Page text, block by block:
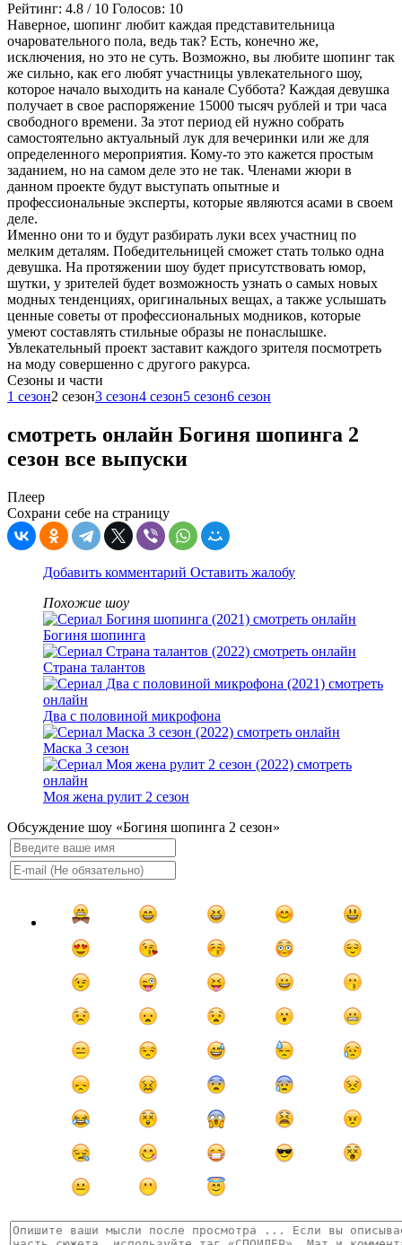
Рейтинг: 4.8 / 10 Голосов: 10
Наверное, шопинг любит каждая представительница
очаровательного пола, ведь так? Есть, конечно же,
исключения, но это не суть. Возможно, вы любите шопинг так
же сильно, как его любят участницы увлекательного шоу,
которое начало выходить на канале Суббота? Каждая девушка
получает в свое распоряжение 15000 тысяч рублей и три часа
свободного времени. За этот период ей нужно собрать
самостоятельно актуальный лук для вечеринки или же для
определенного мероприятия. Кому-то это кажется простым
заданием, но на самом деле это не так. Членами жюри в
данном проекте будут выступать опытные и
профессиональные эксперты, которые являются асами в своем
деле.
Именно они то и будут разбирать луки всех участниц по
мелким деталям. Победительницей сможет стать только одна
девушка. На протяжении шоу будет присутствовать юмор,
шутки, у зрителей будет возможность узнать о самых новых
модных тенденциях, оригинальных вещах, а также услышать
ценные советы от профессиональных модников, которые
умеют составлять стильные образы не понаслышке.
Увлекательный проект заставит каждого зрителя посмотреть
на моду совершенно с другого ракурса.
Cезоны и части
1 сезон2 сезон3 сезон4 сезон5 сезон6 сезон
смотреть онлайн Богиня шопинга 2
сезон все выпуски
Плеер
Сохрани себе на страницу
Добавить комментарий Оставить жалобу
Похожие шоу
Богиня шопинга
Страна талантов
Два с половиной микрофона
Маска 3 сезон
Моя жена рулит 2 сезон
Обсуждение шоу «Богиня шопинга 2 сезон»